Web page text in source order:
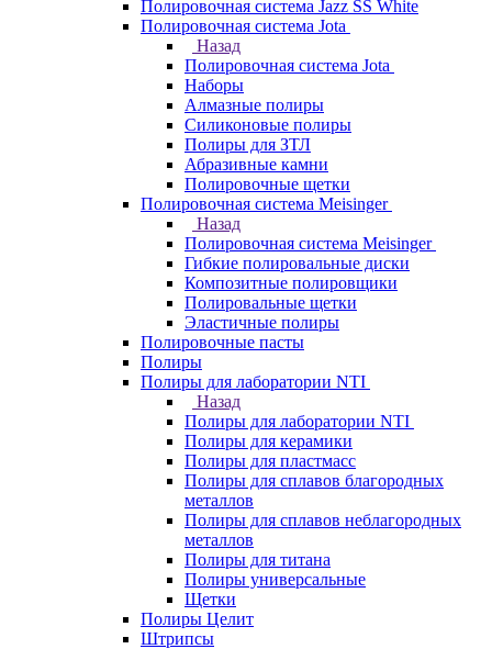
Полировочная система Jazz SS White
Полировочная система Jota
Назад
Полировочная система Jota
Наборы
Алмазные полиры
Силиконовые полиры
Полиры для ЗТЛ
Абразивные камни
Полировочные щетки
Полировочная система Meisinger
Назад
Полировочная система Meisinger
Гибкие полировальные диски
Композитные полировщики
Полировальные щетки
Эластичные полиры
Полировочные пасты
Полиры
Полиры для лаборатории NTI
Назад
Полиры для лаборатории NTI
Полиры для керамики
Полиры для пластмасс
Полиры для сплавов благородных
металлов
Полиры для сплавов неблагородных
металлов
Полиры для титана
Полиры универсальные
Щетки
Полиры Целит
Штрипсы